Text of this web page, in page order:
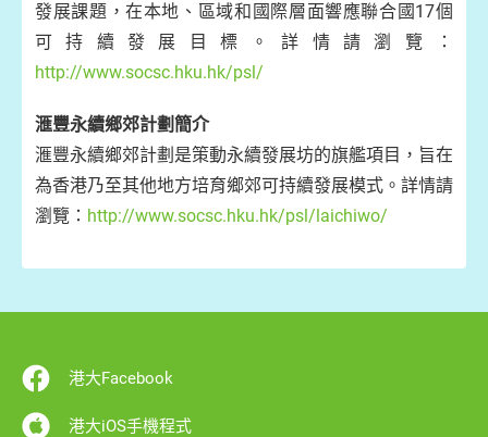
發展課題，在本地、區域和國際層面響應聯合國17個
可持續發展目標。詳情請瀏覽：
http://www.socsc.hku.hk/psl/
滙豐永續鄉郊計劃簡介
滙豐永續鄉郊計劃是策動永續發展坊的旗艦項目，旨在
為香港乃至其他地方培育鄉郊可持續發展模式。詳情請
瀏覽： http://www.socsc.hku.hk/psl/laichiwo/
港大Facebook
港大iOS手機程式